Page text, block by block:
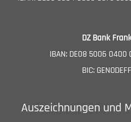
DZ Bank
IBAN: DE08 5006
BIC:
Auszeichnungen und